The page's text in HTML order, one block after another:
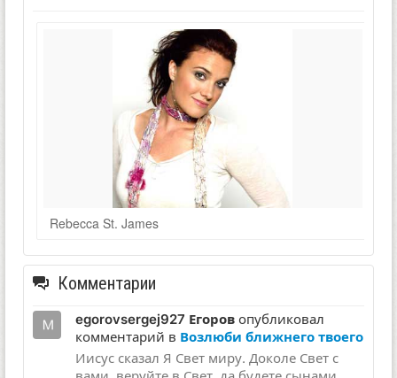
Rebecca St. James
Комментарии
egorovsergej927 Егоров опубликовал
комментарий в Возлюби ближнего твоего
Иисус сказал Я Свет миру. Доколе Свет с